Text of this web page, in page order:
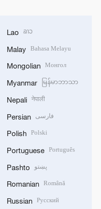
Lao ລາວ
Malay Bahasa Melayu
Mongolian Монгол
Myanmar မြန်မာဘာသာ
Nepali नेपाली
Persian فارسی
Polish Polski
Portuguese Português
Pashto پښتو
Romanian Română
Russian Русский